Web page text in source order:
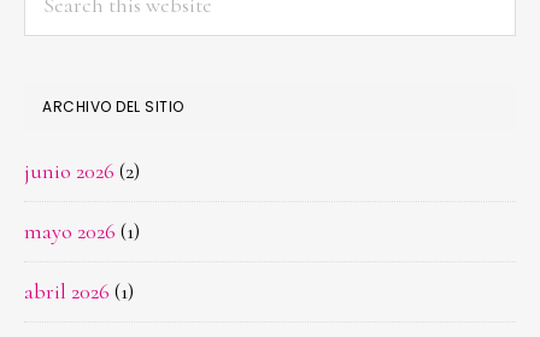
ARCHIVO DEL SITIO
junio 2026 (2)
mayo 2026 (1)
abril 2026 (1)